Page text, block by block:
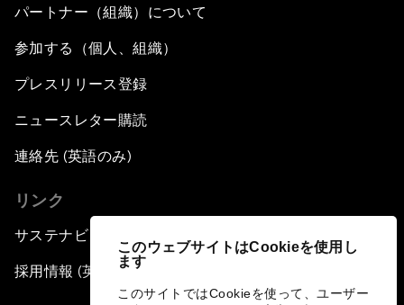
このウェブサイトはCookieを使用し
ます
このサイトではCookieを使って、ユーザー
パートナー（組織）について
参加する（個人、組織）
プレスリリース登録
ニュースレター購読
連絡先 (英語のみ)
リンク
サステナビリティへの取り組み
採用情報 (英語のみ)